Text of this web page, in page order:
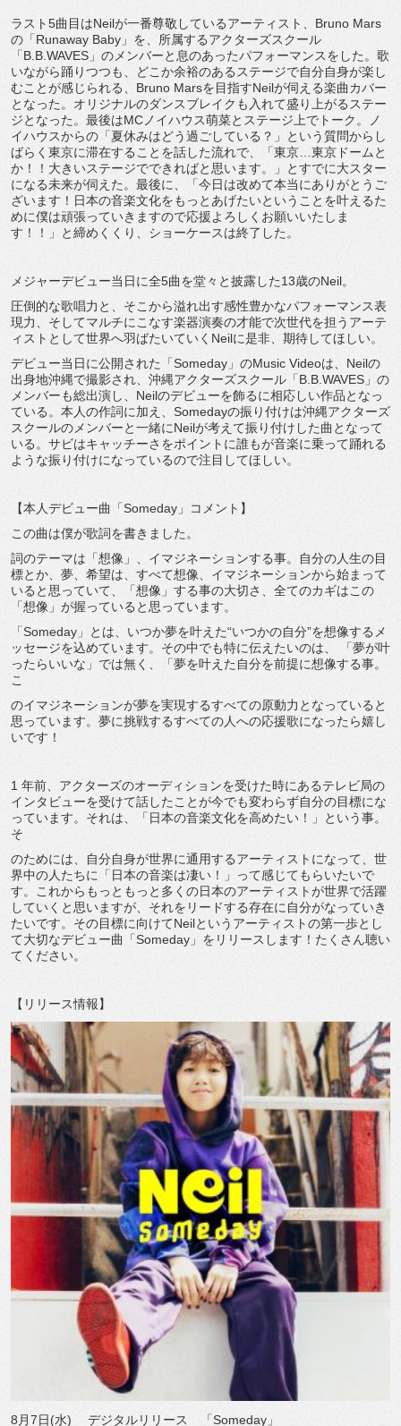
ラスト5曲目はNeilが一番尊敬しているアーティスト、Bruno Mars
の「Runaway Baby」を、所属するアクターズスクール
「B.B.WAVES」のメンバーと息のあったパフォーマンスをした。歌
いながら踊りつつも、どこか余裕のあるステージで自分自身が楽し
むことが感じられる、Bruno Marsを目指すNeilが伺える楽曲カバー
となった。オリジナルのダンスブレイクも入れて盛り上がるステー
ジとなった。最後はMCノイハウス萌菜とステージ上でトーク。ノ
イハウスからの「夏休みはどう過ごしている？」という質問からし
ばらく東京に滞在することを話した流れで、「東京…東京ドームと
か！！大きいステージでできればと思います。」とすでに大スター
になる未来が伺えた。最後に、「今日は改めて本当にありがとうご
ざいます！日本の音楽文化をもっとあげたいということを叶えるた
めに僕は頑張っていきますので応援よろしくお願いいたしま
す！！」と締めくくり、ショーケースは終了した。
メジャーデビュー当日に全5曲を堂々と披露した13歳のNeil。
圧倒的な歌唱力と、そこから溢れ出す感性豊かなパフォーマンス表
現力、そしてマルチにこなす楽器演奏の才能で次世代を担うアーテ
ィストとして世界へ羽ばたいていくNeilに是非、期待してほしい。
デビュー当日に公開された「Someday」のMusic Videoは、Neilの
出身地沖縄で撮影され、沖縄アクターズスクール「B.B.WAVES」の
メンバーも総出演し、Neilのデビューを飾るに相応しい作品となっ
ている。本人の作詞に加え、Somedayの振り付けは沖縄アクターズ
スクールのメンバーと一緒にNeilが考えて振り付けした曲となって
いる。サビはキャッチーさをポイントに誰もが音楽に乗って踊れる
ような振り付けになっているので注目してほしい。
【本人デビュー曲「Someday」コメント】
この曲は僕が歌詞を書きました。
詞のテーマは「想像」、イマジネーションする事。自分の人生の目
標とか、夢、希望は、すべて想像、イマジネーションから始まって
いると思っていて、「想像」する事の大切さ、全てのカギはこの
「想像」が握っていると思っています。
「Someday」とは、いつか夢を叶えた“いつかの自分”を想像するメ
ッセージを込めています。その中でも特に伝えたいのは、 「夢が叶
ったらいいな」では無く、「夢を叶えた自分を前提に想像する事。
こ
のイマジネーションが夢を実現するすべての原動力となっていると
思っています。夢に挑戦するすべての人への応援歌になったら嬉し
いです！
1 年前、アクターズのオーディションを受けた時にあるテレビ局の
インタビューを受けて話したことが今でも変わらず自分の目標にな
っています。それは、「日本の音楽文化を高めたい！」という事。
そ
のためには、自分自身が世界に通用するアーティストになって、世
界中の人たちに「日本の音楽は凄い！」って感じてもらいたいで
す。これからもっともっと多くの日本のアーティストが世界で活躍
していくと思いますが、それをリードする存在に自分がなっていき
たいです。その目標に向けてNeilというアーティストの第一歩とし
て大切なデビュー曲「Someday」をリリースします！たくさん聴い
てください。
【リリース情報】
8月7日(水) デジタルリリース 「Someday」